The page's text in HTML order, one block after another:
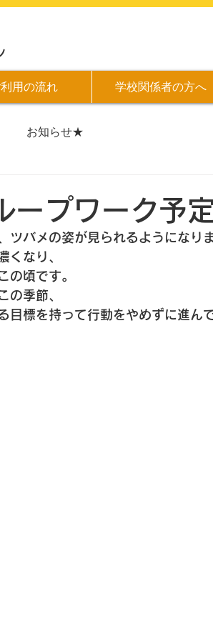
用の流れ 学校関係者の方へ
お知らせ★
プワーク予
ツバメの姿が見られるようになり
くなり、
の頃です。
の季節、
目標を持って行動をやめずに進ん